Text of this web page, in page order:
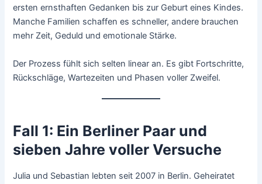
ersten ernsthaften Gedanken bis zur Geburt eines Kindes.
Manche Familien schaffen es schneller, andere brauchen
mehr Zeit, Geduld und emotionale Stärke.
Der Prozess fühlt sich selten linear an. Es gibt Fortschritte,
Rückschläge, Wartezeiten und Phasen voller Zweifel.
Fall 1: Ein Berliner Paar und
sieben Jahre voller Versuche
Julia und Sebastian lebten seit 2007 in Berlin. Geheiratet